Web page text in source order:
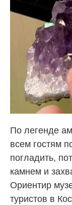
По легенде
всем гостям
погладить,
камнем и
Ориентир
туристов в